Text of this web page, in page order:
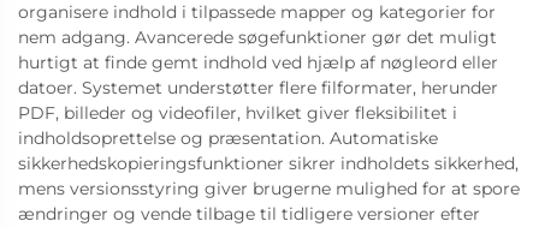
organisere indhold i tilpassede mapper og kategorier for
nem adgang. Avancerede søgefunktioner gør det muligt
hurtigt at finde gemt indhold ved hjælp af nøgleord eller
datoer. Systemet understøtter flere filformater, herunder
PDF, billeder og videofiler, hvilket giver fleksibilitet i
indholdsoprettelse og præsentation. Automatiske
sikkerhedskopieringsfunktioner sikrer indholdets sikkerhed,
mens versionsstyring giver brugerne mulighed for at spore
ændringer og vende tilbage til tidligere versioner efter